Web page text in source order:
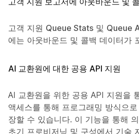
고객 지원 Queue Stats 및 Queue
에는 아웃바운드 및 콜백 데이터가
AI 교환원에 대한 공용 API 지원
AI 교환원을 위한 공용 API 지원을
액세스를 통해 프로그래밍 방식으
장할 수 있습니다. 이 기능을 통해
초기 프로비저닝 및 구성에서 기술